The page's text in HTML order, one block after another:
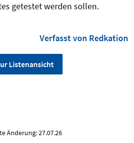
getestet werden sollen.
Verfasst von Redkation
Listenansicht
Änderung: 27.07.26